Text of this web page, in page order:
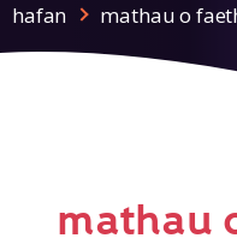
hafan mathau o
mathau